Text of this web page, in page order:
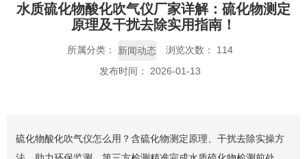
水质硫化物酸化吹气仪厂家详解：硫化物测定
原理及干扰去除实用指南！
所属分类： 新闻动态 浏览次数： 114
发布时间： 2026-01-13
硫化物酸化吹气仪怎么用？含硫化物测定原理、干扰去除实操方